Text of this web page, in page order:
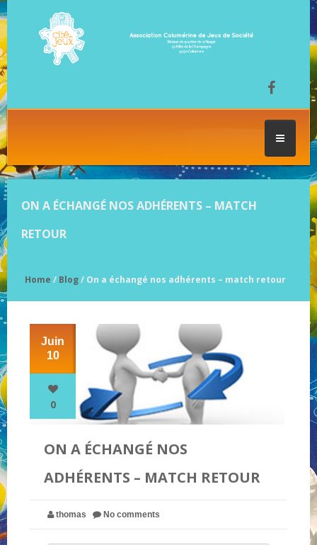
LES SÉANCES DE JEU
FESTIVAL DU JEU
NOS PARTENAIRES
QUI SOMMES-NOUS ?
NOUS CONTACTER !
ON A ÉCHANGÉ NOS ADHÉRENTS – MATCH
RETOUR
Home / Blog/ On a échangé nos adhérents – match retour
Juin
10
0
ON A ÉCHANGÉ NOS
ADHÉRENTS – MATCH RETOUR
thomas No comments